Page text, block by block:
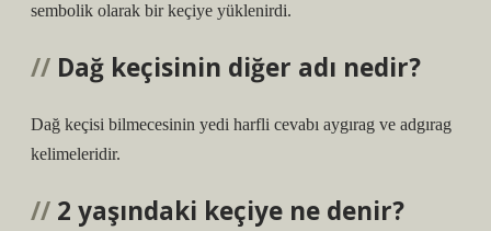
sembolik olarak bir keçiye yüklenirdi.
Dağ keçisinin diğer adı nedir?
Dağ keçisi bilmecesinin yedi harfli cevabı aygırag ve adgırag
kelimeleridir.
2 yaşındaki keçiye ne denir?